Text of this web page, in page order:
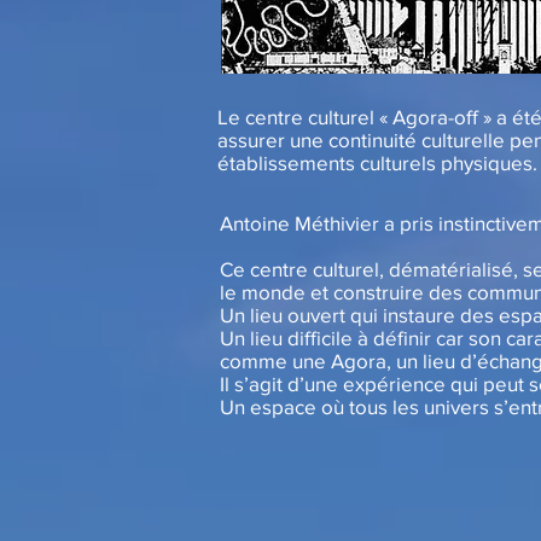
Le centre culturel « Agora-off » a
assurer une continuité culturelle
établissements culturels physiques.
Antoine Méthivier a pris
Ce centre culturel, dématérialisé,
le monde et construire des
Un lieu ouvert qui instaure des
Un lieu difficile à définir car son
comme une Agora, un lieu
Il s’agit d’une expérience qui
Un espace où tous les univers